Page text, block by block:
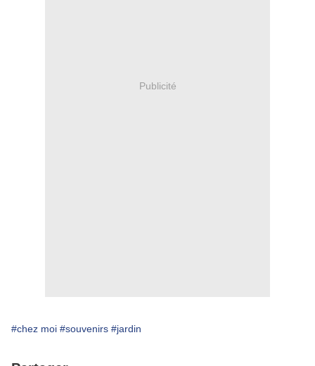
Publicité
#chez moi #souvenirs #jardin